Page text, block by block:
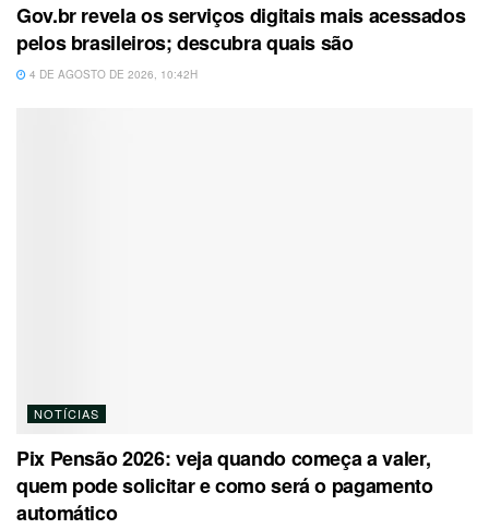
Gov.br revela os serviços digitais mais acessados
pelos brasileiros; descubra quais são
4 DE AGOSTO DE 2026, 10:42H
NOTÍCIAS
Pix Pensão 2026: veja quando começa a valer,
quem pode solicitar e como será o pagamento
automático